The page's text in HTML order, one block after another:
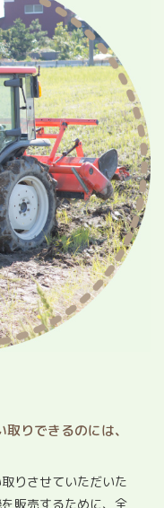
りできるのには、
りさせていただいた
販売するために、全